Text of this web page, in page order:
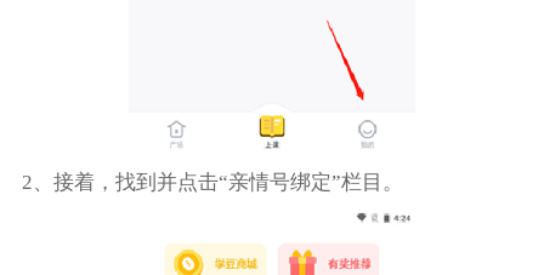
2、接着，找到并点击“亲情号绑定”栏目。